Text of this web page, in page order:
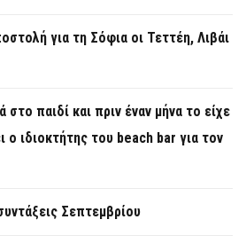
για τη Σόφια οι Τεττέη, Λιβάι
παιδί και πριν έναν μήνα το είχε
ο ιδιοκτήτης του beach bar για τον
Σεπτεμβρίου